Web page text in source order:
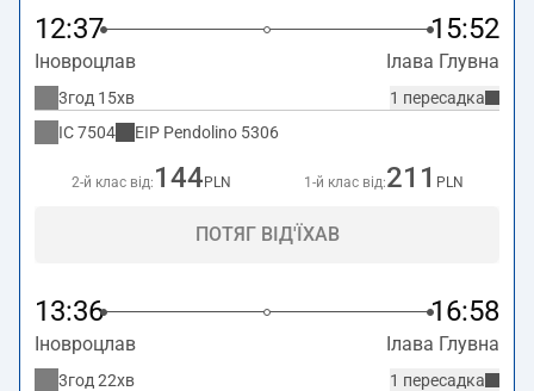
12:37 15:52
Іновроцлав Ілава Глувна
1 пересадка
3год 15хв
IC7504 EIP Pendolino 5306
2-й клас від: 144 PLN 1-й клас від:211 PLN
ПОТЯГ ВІД'ЇХАВ
13:36 16:58
Іновроцлав Ілава Глувна
1 пересадка
3год 22хв